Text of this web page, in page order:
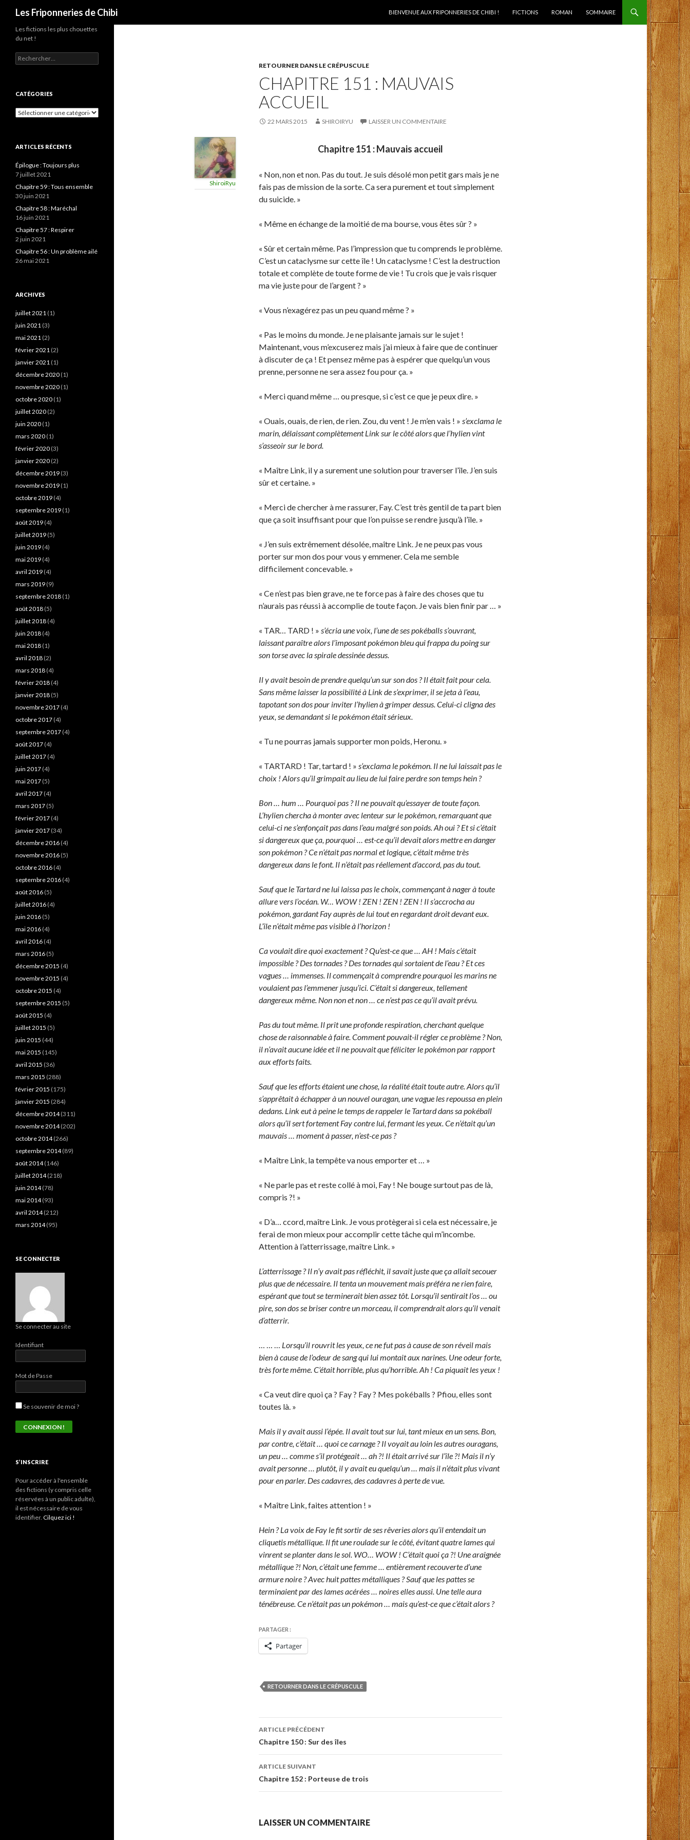
Les Friponneries de Chibi
BIENVENUE AUX FRIPONNERIES DE CHIBI !
FICTIONS ROMAN SOMMAIRE
RETOURNER DANS LE CRÉPUSCULE
CHAPITRE 151 : MAUVAIS
ACCUEIL
22 MARS 2015 SHIROIRYU LAISSER UN COMMENTAIRE
ShiroiRyu
Chapitre 151 : Mauvais accueil
« Non, non et non. Pas du tout. Je suis désolé mon petit gars mais je ne
fais pas de mission de la sorte. Ca sera purement et tout simplement
du suicide. »
« Même en échange de la moitié de ma bourse, vous êtes sûr ? »
« Sûr et certain même. Pas l’impression que tu comprends le problème.
C’est un cataclysme sur cette île ! Un cataclysme ! C’est la destruction
totale et complète de toute forme de vie ! Tu crois que je vais risquer
ma vie juste pour de l’argent ? »
« Vous n’exagérez pas un peu quand même ? »
« Pas le moins du monde. Je ne plaisante jamais sur le sujet !
Maintenant, vous m’excuserez mais j’ai mieux à faire que de continuer
à discuter de ça ! Et pensez même pas à espérer que quelqu’un vous
prenne, personne ne sera assez fou pour ça. »
« Merci quand même … ou presque, si c’est ce que je peux dire. »
« Ouais, ouais, de rien, de rien. Zou, du vent ! Je m’en vais ! » s’exclama le
marin, délaissant complètement Link sur le côté alors que l’hylien vint
s’asseoir sur le bord.
« Maître Link, il y a surement une solution pour traverser l’île. J’en suis
sûr et certaine. »
« Merci de chercher à me rassurer, Fay. C’est très gentil de ta part bien
que ça soit insuffisant pour que l’on puisse se rendre jusqu’à l’île. »
« J’en suis extrêmement désolée, maître Link. Je ne peux pas vous
porter sur mon dos pour vous y emmener. Cela me semble
difficilement concevable. »
« Ce n’est pas bien grave, ne te force pas à faire des choses que tu
n’aurais pas réussi à accomplie de toute façon. Je vais bien finir par … »
« TAR… TARD ! » s’écria une voix, l’une de ses pokéballs s’ouvrant,
laissant paraître alors l’imposant pokémon bleu qui frappa du poing sur
son torse avec la spirale dessinée dessus.
Il y avait besoin de prendre quelqu’un sur son dos ? Il était fait pour cela.
Sans même laisser la possibilité à Link de s’exprimer, il se jeta à l’eau,
tapotant son dos pour inviter l’hylien à grimper dessus. Celui-ci cligna des
yeux, se demandant si le pokémon était sérieux.
« Tu ne pourras jamais supporter mon poids, Heronu. »
« TARTARD ! Tar, tartard ! » s’exclama le pokémon. Il ne lui laissait pas le
choix ! Alors qu’il grimpait au lieu de lui faire perdre son temps hein ?
Bon … hum … Pourquoi pas ? Il ne pouvait qu’essayer de toute façon.
L’hylien chercha à monter avec lenteur sur le pokémon, remarquant que
celui-ci ne s’enfonçait pas dans l’eau malgré son poids. Ah oui ? Et si c’était
si dangereux que ça, pourquoi … est-ce qu’il devait alors mettre en danger
son pokémon ? Ce n’était pas normal et logique, c’était même très
dangereux dans le font. Il n’était pas réellement d’accord, pas du tout.
Sauf que le Tartard ne lui laissa pas le choix, commençant à nager à toute
allure vers l’océan. W… WOW ! ZEN ! ZEN ! ZEN ! Il s’accrocha au
pokémon, gardant Fay auprès de lui tout en regardant droit devant eux.
L’île n’était même pas visible à l’horizon !
Ca voulait dire quoi exactement ? Qu’est-ce que … AH ! Mais c’était
impossible ? Des tornades ? Des tornades qui sortaient de l’eau ? Et ces
vagues … immenses. Il commençait à comprendre pourquoi les marins ne
voulaient pas l’emmener jusqu’ici. C’était si dangereux, tellement
dangereux même. Non non et non … ce n’est pas ce qu’il avait prévu.
Pas du tout même. Il prit une profonde respiration, cherchant quelque
chose de raisonnable à faire. Comment pouvait-il régler ce problème ? Non,
il n’avait aucune idée et il ne pouvait que féliciter le pokémon par rapport
aux efforts faits.
Sauf que les efforts étaient une chose, la réalité était toute autre. Alors qu’il
s’apprêtait à échapper à un nouvel ouragan, une vague les repoussa en plein
dedans. Link eut à peine le temps de rappeler le Tartard dans sa pokéball
alors qu’il sert fortement Fay contre lui, fermant les yeux. Ce n’était qu’un
mauvais … moment à passer, n’est-ce pas ?
« Maître Link, la tempête va nous emporter et … »
« Ne parle pas et reste collé à moi, Fay ! Ne bouge surtout pas de là,
compris ?! »
« D’a… ccord, maître Link. Je vous protègerai si cela est nécessaire, je
ferai de mon mieux pour accomplir cette tâche qui m’incombe.
Attention à l’atterrissage, maître Link. »
L’atterrissage ? Il n’y avait pas réfléchit, il savait juste que ça allait secouer
plus que de nécessaire. Il tenta un mouvement mais préféra ne rien faire,
espérant que tout se terminerait bien assez tôt. Lorsqu’il sentirait l’os … ou
pire, son dos se briser contre un morceau, il comprendrait alors qu’il venait
d’atterrir.
… … … Lorsqu’il rouvrit les yeux, ce ne fut pas à cause de son réveil mais
bien à cause de l’odeur de sang qui lui montait aux narines. Une odeur forte,
très forte même. C’était horrible, plus qu’horrible. Ah ! Ca piquait les yeux !
« Ca veut dire quoi ça ? Fay ? Fay ? Mes pokéballs ? Pfiou, elles sont
toutes là. »
Mais il y avait aussi l’épée. Il avait tout sur lui, tant mieux en un sens. Bon,
par contre, c’était … quoi ce carnage ? Il voyait au loin les autres ouragans,
un peu … comme s’il protégeait … ah ?! Il était arrivé sur l’île ?! Mais il n’y
avait personne … plutôt, il y avait eu quelqu’un … mais il n’était plus vivant
pour en parler. Des cadavres, des cadavres à perte de vue.
« Maître Link, faites attention ! »
Hein ? La voix de Fay le fit sortir de ses rêveries alors qu’il entendait un
cliquetis métallique. Il fit une roulade sur le côté, évitant quatre lames qui
vinrent se planter dans le sol. WO… WOW ! C’était quoi ça ?! Une araignée
métallique ?! Non, c’était une femme … entièrement recouverte d’une
armure noire ? Avec huit pattes métalliques ? Sauf que les pattes se
terminaient par des lames acérées … noires elles aussi. Une telle aura
ténébreuse. Ce n’était pas un pokémon … mais qu’est-ce que c’était alors ?
PARTAGER :
Partager
RETOURNER DANS LE CRÉPUSCULE
Navigation
des
articles
ARTICLE PRÉCÉDENT
Chapitre 150 : Sur des îles
ARTICLE SUIVANT
Chapitre 152 : Porteuse de trois
LAISSER UN COMMENTAIRE
Les fictions les plus chouettes
du net !
Rechercher :
CATÉGORIES
Catégories
ARTICLES RÉCENTS
Épilogue : Toujours plus
7 juillet 2021
Chapitre 59 : Tous ensemble
30 juin 2021
Chapitre 58 : Maréchal
16 juin 2021
Chapitre 57 : Respirer
2 juin 2021
Chapitre 56 : Un problème ailé
26 mai 2021
ARCHIVES
juillet 2021 (1)
juin 2021 (3)
mai 2021 (2)
février 2021 (2)
janvier 2021 (1)
décembre 2020 (1)
novembre 2020 (1)
octobre 2020 (1)
juillet 2020 (2)
juin 2020 (1)
mars 2020 (1)
février 2020 (3)
janvier 2020 (2)
décembre 2019 (3)
novembre 2019 (1)
octobre 2019 (4)
septembre 2019 (1)
août 2019 (4)
juillet 2019 (5)
juin 2019 (4)
mai 2019 (4)
avril 2019 (4)
mars 2019 (9)
septembre 2018 (1)
août 2018 (5)
juillet 2018 (4)
juin 2018 (4)
mai 2018 (1)
avril 2018 (2)
mars 2018 (4)
février 2018 (4)
janvier 2018 (5)
novembre 2017 (4)
octobre 2017 (4)
septembre 2017 (4)
août 2017 (4)
juillet 2017 (4)
juin 2017 (4)
mai 2017 (5)
avril 2017 (4)
mars 2017 (5)
février 2017 (4)
janvier 2017 (34)
décembre 2016 (4)
novembre 2016 (5)
octobre 2016 (4)
septembre 2016 (4)
août 2016 (5)
juillet 2016 (4)
juin 2016 (5)
mai 2016 (4)
avril 2016 (4)
mars 2016 (5)
décembre 2015 (4)
novembre 2015 (4)
octobre 2015 (4)
septembre 2015 (5)
août 2015 (4)
juillet 2015 (5)
juin 2015 (44)
mai 2015 (145)
avril 2015 (36)
mars 2015 (288)
février 2015 (175)
janvier 2015 (284)
décembre 2014(311)
novembre 2014(202)
octobre 2014(266)
septembre 2014(89)
août 2014(146)
juillet 2014(218)
juin 2014(78)
mai 2014(93)
avril 2014(212)
mars 2014(95)
SE CONNECTER
Se connecter au site
Identifiant
Mot de Passe
Se souvenir de moi ?
S’INSCRIRE
Pour accéder à l'ensemble
des fictions (y compris celle
réservées à un public adulte),
il est nécessaire de vous
identifier. Cilquez ici !